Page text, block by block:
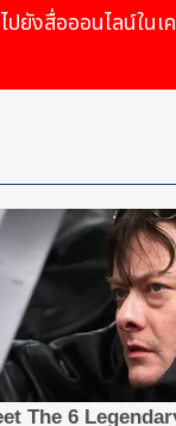
ไปยังสื่อออนไลน์ในเ